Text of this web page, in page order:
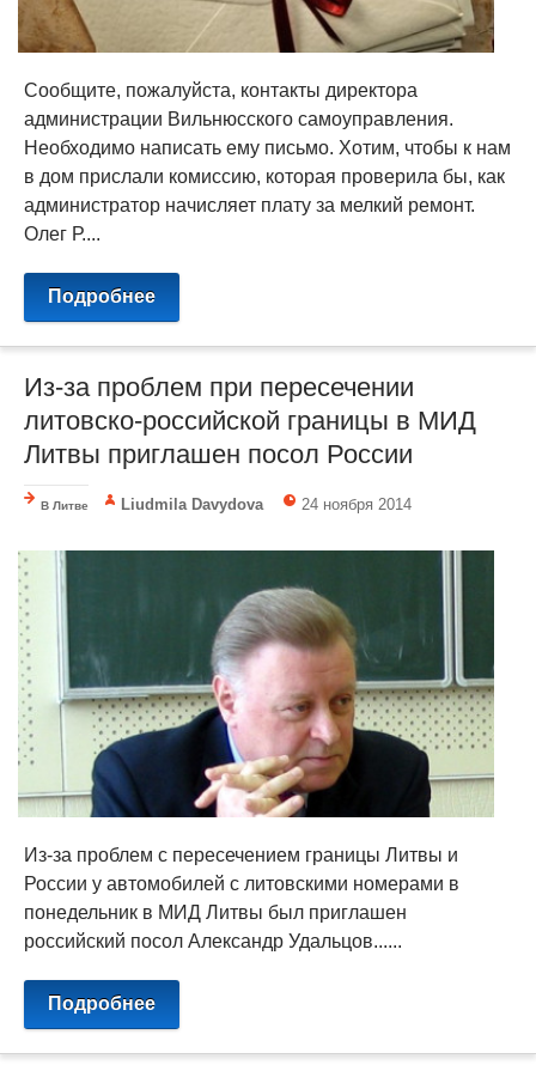
Сообщите, пожалуйста, контакты директора
администрации Вильнюсского самоуправления.
Необходимо написать ему письмо. Хотим, чтобы к нам
в дом прислали комиссию, которая проверила бы, как
администратор начисляет плату за мелкий ремонт.
Олег Р....
Подробнее
Из-за проблем при пересечении
литовско-российской границы в МИД
Литвы приглашен посол России
В Литве Liudmila Davydova 24 ноября 2014
Из-за проблем с пересечением границы Литвы и
России у автомобилей с литовскими номерами в
понедельник в МИД Литвы был приглашен
российский посол Александр Удальцов......
Подробнее